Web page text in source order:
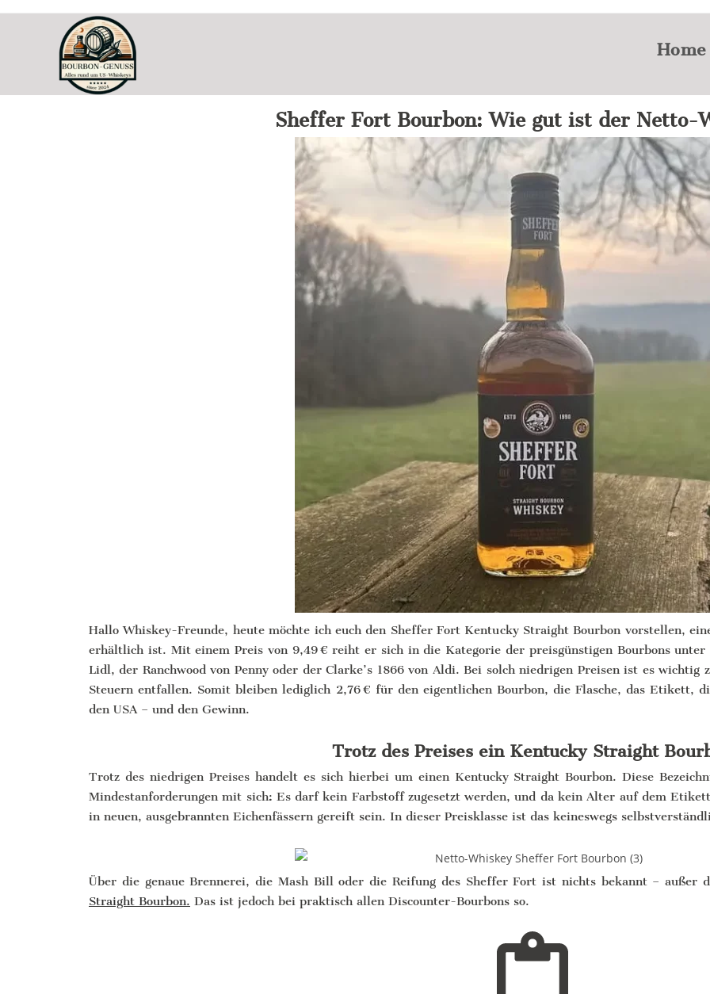
Home
Sheffer Fort Bourbon: Wie gut ist der Netto-
Hallo Whiskey-Freunde, heute möchte ich euch den Sheffer Fort Kentucky Straight Bourbon vorstellen,
erhältlich ist. Mit einem Preis von 9,49 € reiht er sich in die Kategorie der preisgünstigen Bourbons
Lidl, der Ranchwood von Penny oder der Clarke’s 1866 von Aldi. Bei solch niedrigen Preisen ist es wichtig
Steuern entfallen. Somit bleiben lediglich 2,76 € für den eigentlichen Bourbon, die Flasche, das Etikett,
den USA – und den Gewinn.
Trotz des Preises ein Kentucky Straight
Trotz des niedrigen Preises handelt es sich hierbei um einen Kentucky Straight Bourbon. Diese
Mindestanforderungen mit sich: Es darf kein Farbstoff zugesetzt werden, und da kein Alter auf dem
in neuen, ausgebrannten Eichenfässern gereift sein. In dieser Preisklasse ist das keineswegs
Über die genaue Brennerei, die Mash Bill oder die Reifung des Sheffer Fort ist nichts bekannt – außer
Straight Bourbon. Das ist jedoch bei praktisch allen Discounter-Bourbons so.